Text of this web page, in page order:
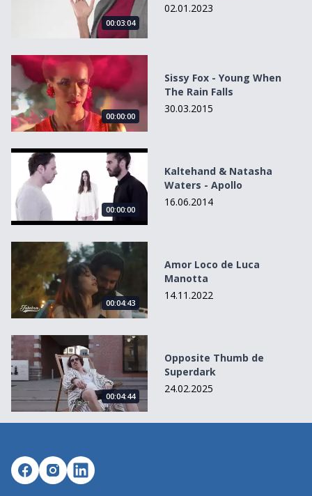
00:03:04
02.01.2023
Sissy Fox - Young When The Rain Falls
00:00:00
Sissy Fox - Young When
The Rain Falls
30.03.2015
Kaltehand &amp; Natasha Waters - Apollo
00:00:00
Kaltehand & Natasha
Waters - Apollo
16.06.2014
Amor Loco de Luca Manotta
00:04:43
Amor Loco de Luca
Manotta
14.11.2022
Opposite Thumb de Superdark
00:04:44
Opposite Thumb de
Superdark
24.02.2025